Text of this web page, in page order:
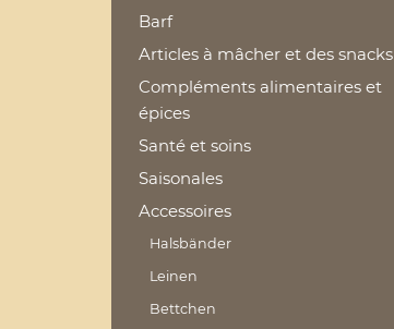
Barf
Articles à mâcher et des snacks
Compléments alimentaires et
épices
Santé et soins
Saisonales
Accessoires
Halsbänder
Leinen
Bettchen